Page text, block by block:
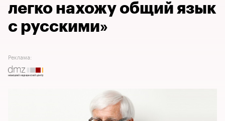
легко нахожу общий язык
с русскими»
Реклама: